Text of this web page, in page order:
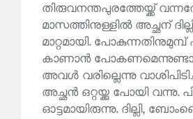
തിരുവനന്തപുരത്തേയ്ക്ക്
മാസത്തിനുള്ളിൽ അച്ഛന്
മാറ്റമായി. പോകുന്നതിനുമുമ്പ്
കാണാൻ
അവൾ വരില്ലെന്നു
അച്ഛൻ ഒറ്റയ്ക്കു പോയി വന്നു.
ഓട്ടമായിരുന്നു. ദില്ലി,